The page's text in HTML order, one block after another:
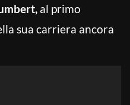
al primo
sua carriera ancora